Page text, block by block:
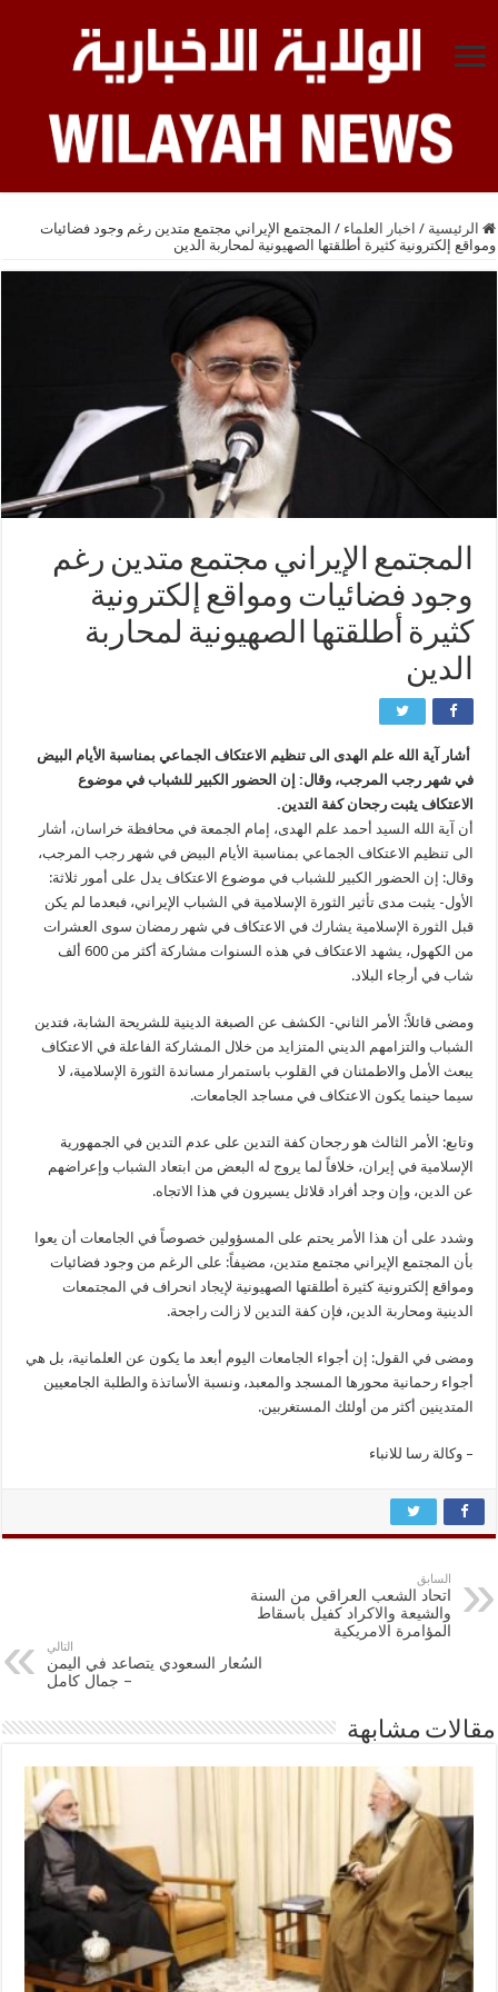
الرئيسية / اخبار العلماء / المجتمع الإيراني مجتمع متدين رغم وجود فضائيات
ومواقع إلكترونية كثيرة أطلقتها الصهيونية لمحاربة الدين
المجتمع الإيراني مجتمع متدين رغم
وجود فضائيات ومواقع إلكترونية
كثيرة أطلقتها الصهيونية لمحاربة
الدين
أشار آية الله علم الهدى الى تنظيم الاعتكاف الجماعي بمناسبة الأيام البيض
في شهر رجب المرجب، وقال: إن الحضور الكبير للشباب في موضوع
الاعتكاف يثبت رجحان كفة التدين.
أن آية الله السيد أحمد علم الهدى، إمام الجمعة في محافظة خراسان، أشار
الى تنظيم الاعتكاف الجماعي بمناسبة الأيام البيض في شهر رجب المرجب،
وقال: إن الحضور الكبير للشباب في موضوع الاعتكاف يدل على أمور ثلاثة:
الأول- يثبت مدى تأثير الثورة الإسلامية في الشباب الإيراني، فبعدما لم يكن
قبل الثورة الإسلامية يشارك في الاعتكاف في شهر رمضان سوى العشرات
من الكهول، يشهد الاعتكاف في هذه السنوات مشاركة أكثر من 600 ألف
شاب في أرجاء البلاد.
ومضى قائلاً: الأمر الثاني- الكشف عن الصبغة الدينية للشريحة الشابة، فتدين
الشباب والتزامهم الديني المتزايد من خلال المشاركة الفاعلة في الاعتكاف
يبعث الأمل والاطمئنان في القلوب باستمرار مساندة الثورة الإسلامية، لا
سيما حينما يكون الاعتكاف في مساجد الجامعات.
وتابع: الأمر الثالث هو رجحان كفة التدين على عدم التدين في الجمهورية
الإسلامية في إيران، خلافاً لما يروج له البعض من ابتعاد الشباب وإعراضهم
عن الدين، وإن وجد أفراد قلائل يسيرون في هذا الاتجاه.
وشدد على أن هذا الأمر يحتم على المسؤولين خصوصاً في الجامعات أن يعوا
بأن المجتمع الإيراني مجتمع متدين، مضيفاً: على الرغم من وجود فضائيات
ومواقع إلكترونية كثيرة أطلقتها الصهيونية لإيجاد انحراف في المجتمعات
الدينية ومحاربة الدين، فإن كفة التدين لا زالت راجحة.
ومضى في القول: إن أجواء الجامعات اليوم أبعد ما يكون عن العلمانية، بل هي
أجواء رحمانية محورها المسجد والمعبد، ونسبة الأساتذة والطلبة الجامعيين
المتدينين أكثر من أولئك المستغربين.
– وکالة رسا للانباء
السابق
اتحاد الشعب العراقي من السنة
والشيعة والاكراد كفيل باسقاط
المؤامرة الامريكية
التالي
السُعار السعودي يتصاعد في اليمن
– جمال كامل
مقالات مشابهة